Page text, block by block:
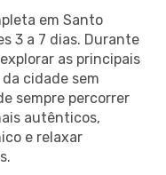
em Santo
3 a 7 dias. Durante
as principais
cidade sem
sempre percorrer
autênticos,
e relaxar